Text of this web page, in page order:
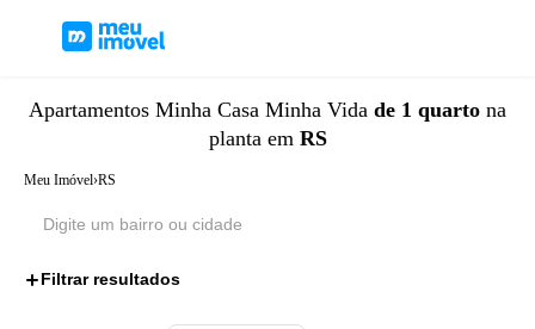
Apartamentos Minha Casa Minha Vida de 1 quarto na
planta em RS
Meu Imóvel›RS
Filtrar resultados